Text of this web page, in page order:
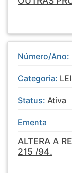
Número/Ano:
Categoria:
Status: Ativa
Ementa
ALTERA A
215 /94.